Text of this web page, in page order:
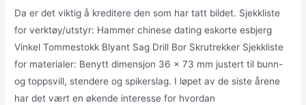
Da er det viktig å kreditere den som har tatt bildet. Sjekkliste
for verktøy/utstyr: Hammer chinese dating eskorte esbjerg
Vinkel Tommestokk Blyant Sag Drill Bor Skrutrekker Sjekkliste
for materialer: Benytt dimensjon 36 x 73 mm justert til bunn-
og toppsvill, stendere og spikerslag. I løpet av de siste årene
har det vært en økende interesse for hvordan